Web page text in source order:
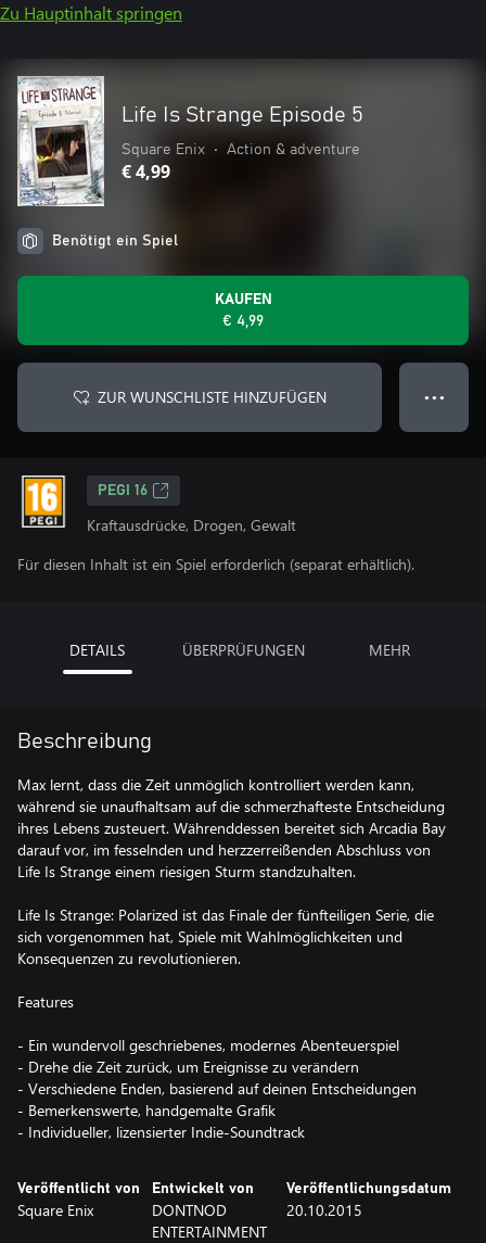
Zu Hauptinhalt springen
Life Is Strange Episode 5
Square Enix • Action & adventure
€ 4,99
Benötigt ein Spiel
KAUFEN
€ 4,99
ZUR WUNSCHLISTE HINZUFÜGEN ● ● ●
PEGI 16
Kraftausdrücke, Drogen, Gewalt
Für diesen Inhalt ist ein Spiel erforderlich (separat erhältlich).
DETAILS ÜBERPRÜFUNGEN MEHR
Beschreibung
Max lernt, dass die Zeit unmöglich kontrolliert werden kann,
während sie unaufhaltsam auf die schmerzhafteste Entscheidung
ihres Lebens zusteuert. Währenddessen bereitet sich Arcadia Bay
darauf vor, im fesselnden und herzzerreißenden Abschluss von
Life Is Strange einem riesigen Sturm standzuhalten.
Life Is Strange: Polarized ist das Finale der fünfteiligen Serie, die
sich vorgenommen hat, Spiele mit Wahlmöglichkeiten und
Konsequenzen zu revolutionieren.
Features
- Ein wundervoll geschriebenes, modernes Abenteuerspiel
- Drehe die Zeit zurück, um Ereignisse zu verändern
- Verschiedene Enden, basierend auf deinen Entscheidungen
- Bemerkenswerte, handgemalte Grafik
- Individueller, lizensierter Indie-Soundtrack
Veröffentlicht von
Square Enix
Entwickelt von
DONTNOD
ENTERTAINMENT
Veröffentlichungsdatum
20.10.2015